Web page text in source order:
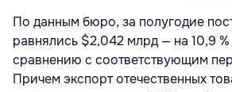
По данным бюро, за полугодие
равнялись $2,042 млрд — на 10,9
сравнению с соответствующим
Причем экспорт отечественных